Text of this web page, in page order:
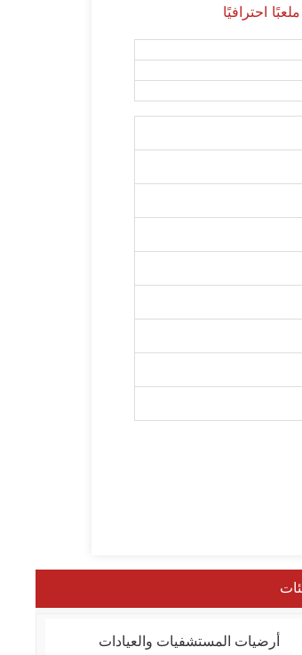
أرضيات المستشفيات والعيادات